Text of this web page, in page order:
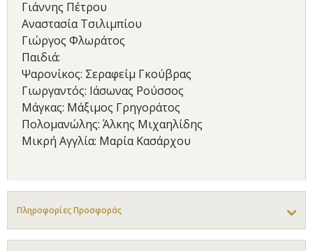
Γιάννης Πέτρου
Αναστασία Τσιλιμπίου
Γιώργος Φλωράτος
Παιδιά:
Ψαρονίκος: Σεραφείμ Γκούβρας
Γιωργαντός: Ιάσωνας Ρούσσος
Μάγκας: Μάξιμος Γρηγοράτος
Πολομανώλης: Άλκης Μιχαηλίδης
Μικρή Αγγλία: Μαρία Κασάρχου
Πληροφορίες Προσφοράς